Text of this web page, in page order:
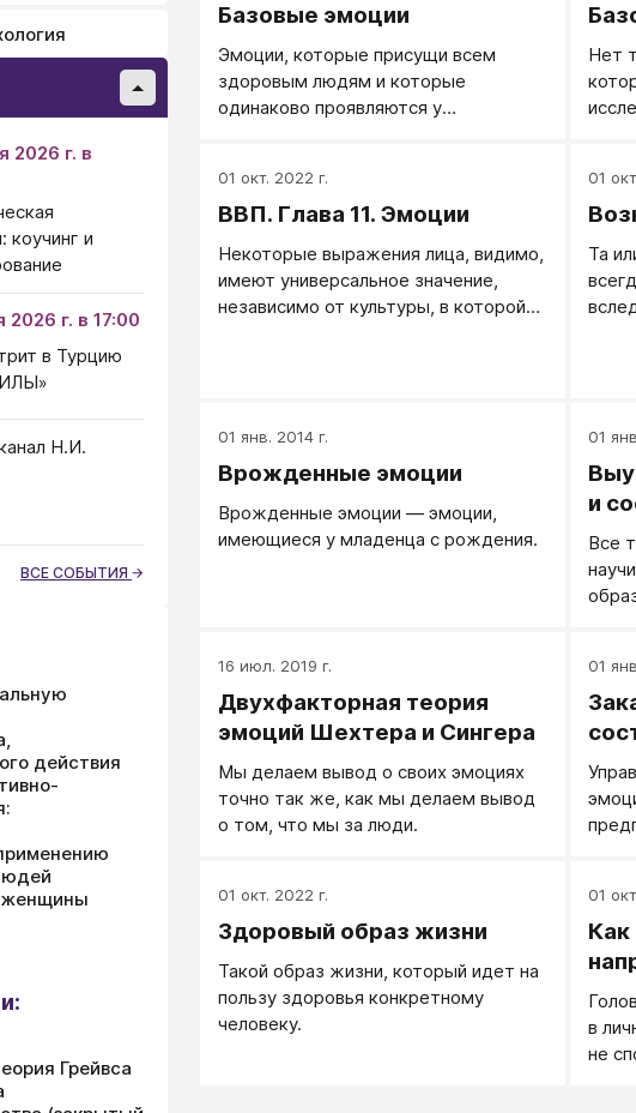
Базовые эмоции
Эмоции, которые присущи всем
здоровым людям и которые
одинаково проявляются у
континентах.
Нет
01 окт. 2022 г.
ВВП. Глава 11. Эмоции
Некоторые выражения лица, видимо,
имеют универсальное значение,
независимо от культуры, в которой
расширенные ноздри, стиснутые
челюсти и приоткрытые зубы.
Представление о том, что помимо
коммуникативной функции
выражение лица способствует
01
Та
01 янв. 2014 г.
Врожденные эмоции
Врожденные эмоции — эмоции,
имеющиеся у младенца с рождения.
01
и
Все
16 июл. 2019 г.
Двухфакторная теория
эмоций Шехтера и Сингера
Мы делаем вывод о своих эмоциях
точно так же, как мы делаем вывод
о том, что мы за люди.
01
01 окт. 2022 г.
Здоровый образ жизни
Такой образ жизни, который идет на
пользу здоровья конкретному
человеку.
01
Как
в
не
2026 г. в
коучинг и
2026 г. в 17:00
в Турцию
Н.И.
ВСЕ СОБЫТИЯ
действия
женщины
Грейвса